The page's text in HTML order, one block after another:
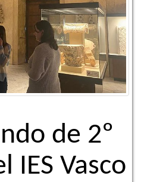
de 2º
IES Vasco